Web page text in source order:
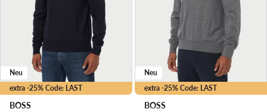
extra -25% Code: LAST
Neu
BOSS
extra -25% Code: LAST
Neu
BOSS